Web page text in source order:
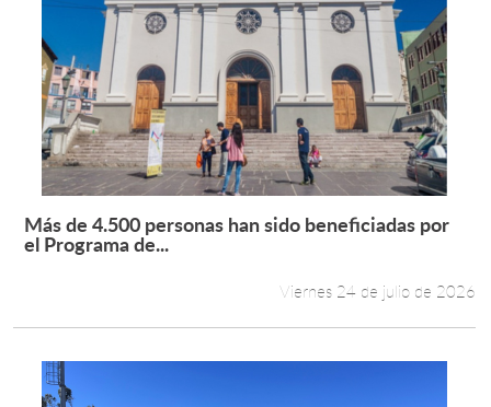
Leer más +
Más de 4.500 personas han sido beneficiadas por
el Programa de...
Viernes 24 de julio de 2026